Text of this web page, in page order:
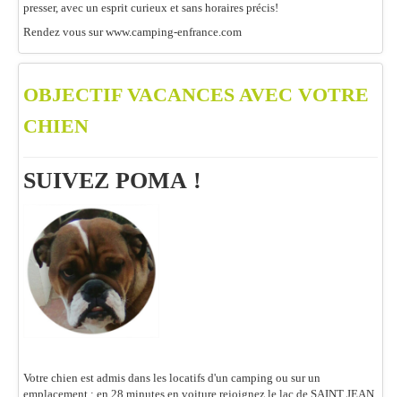
presser, avec un esprit curieux et sans horaires précis!
Rendez vous sur www.camping-enfrance.com
OBJECTIF VACANCES AVEC VOTRE
CHIEN
SUIVEZ POMA !
Votre chien est admis dans les locatifs d'un camping ou sur un
emplacement : en 28 minutes en voiture rejoignez le lac de SAINT JEAN